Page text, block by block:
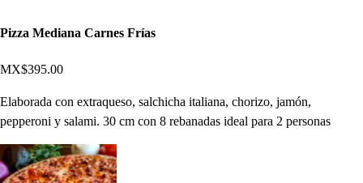
Pizza Mediana Carnes Frías
MX$395.00
Elaborada con extraqueso, salchicha italiana, chorizo, jamón,
pepperoni y salami. 30 cm con 8 rebanadas ideal para 2 personas